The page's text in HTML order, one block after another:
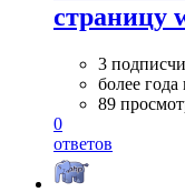
страницу
3
более года
89
0
ответов